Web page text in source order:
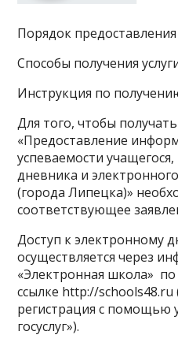
Порядок предоставления
Способы получения
Инструкция по
Для того, чтобы
«Предоставление
успеваемости
дневника и
(города Липецка)»
соответствующее
Доступ к электронному
осуществляется через
«Электронная школа» по
ссылке http://
регистрация с помощью
госуслуг»).